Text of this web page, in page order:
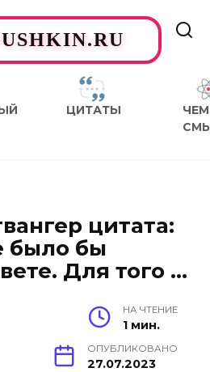
ЦИТАТЫ
ЧЕМ
цитата:
было бы
Для того …
НА ЧТЕНИЕ
1 мин.
ОПУБЛИКОВАНО
27.07.2023